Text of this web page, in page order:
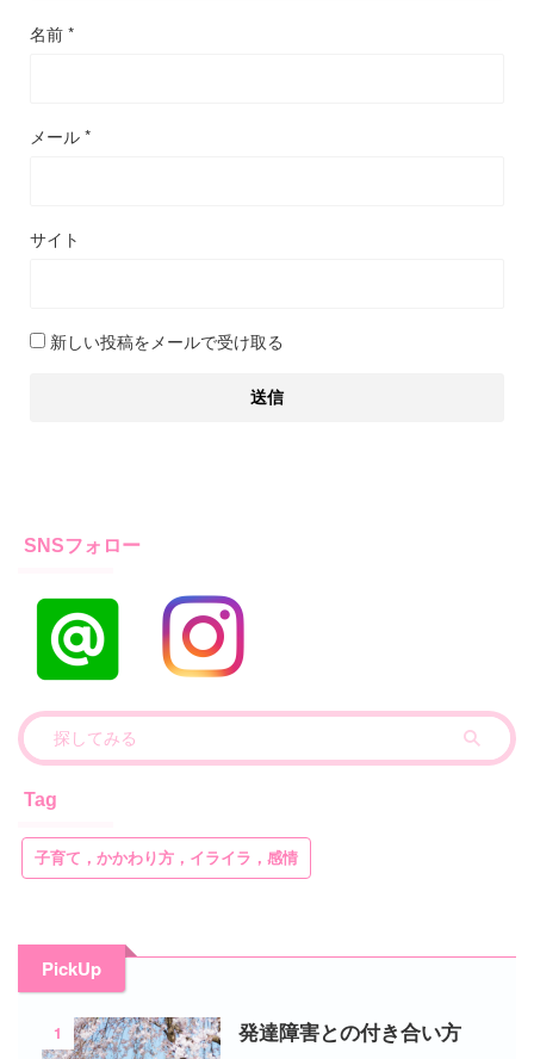
名前 *
メール *
サイト
新しい投稿をメールで受け取る
SNSフォロー
Tag
子育て，かかわり方，イライラ，感情
PickUp
1 発達障害との付き合い方